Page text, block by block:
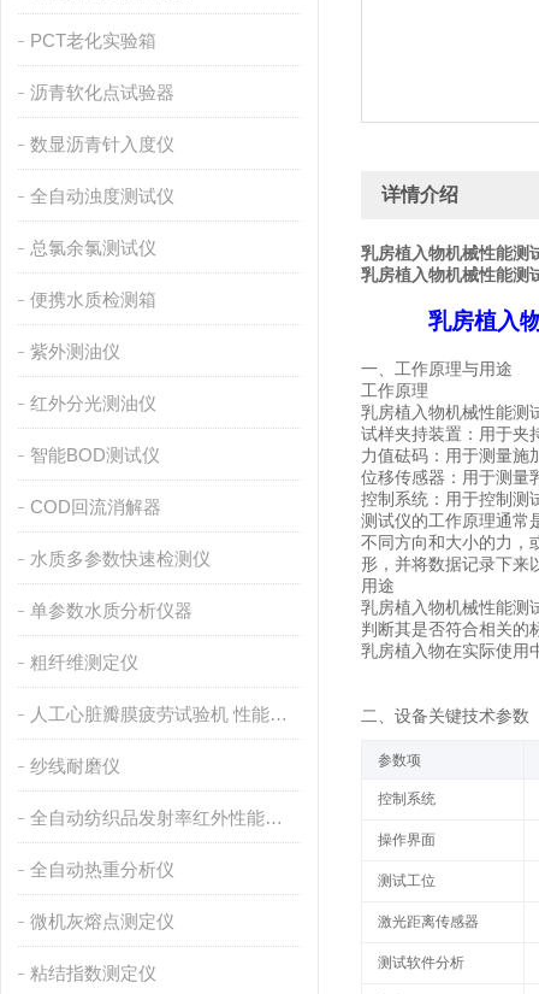
PCT老化实验箱
沥青软化点试验器
数显沥青针入度仪
全自动浊度测试仪
总氯余氯测试仪
便携水质检测箱
紫外测油仪
红外分光测油仪
智能BOD测试仪
COD回流消解器
水质多参数快速检测仪
单参数水质分析仪器
粗纤维测定仪
人工心脏瓣膜疲劳试验机 性能稳定
纱线耐磨仪
全自动纺织品发射率红外性能分析
全自动热重分析仪
微机灰熔点测定仪
粘结指数测定仪
详情介绍
乳房植入物机械性能测
乳房植入物机械性能测
乳房植入
一、 工作原理与用途
工作原理
乳房植入物机械性能测
试样夹持装置：用于夹
力值砝码 ：用于测量施
位移传感器：用于测量
控制系统：用于控制测
测试仪的工作原理通常
不同方向和大小的力，
形，并将数据记录下来
用途
乳房植入物机械性能测
判断其是否符合相关的
乳房植入物在实际使用
二、设备关键技术参数
参数项
控制系统
操作界面
测试工位
激光距离传感器
测试软件分析